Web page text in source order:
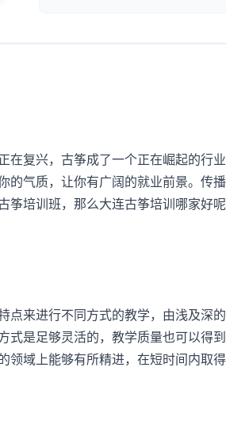
兴，古筝成了一个正在崛起的行业
气质，让你有广阔的就业前景。传
培训班，那么大连古筝培训哪家好呢
来进行不同方式的教学，由浅及深
是足够灵活的，教学质量也可以得
域上能够有所精进，在短时间内取